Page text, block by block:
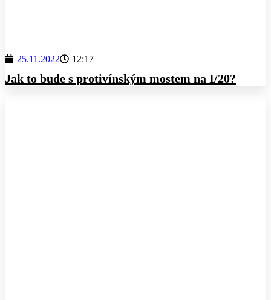
25.11.2022 12:17
Jak to bude s protivínským mostem na I/20?